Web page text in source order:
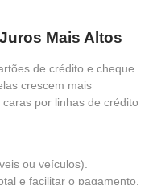
Mais Altos
de crédito e cheque
crescem mais
por linhas de crédito
ou veículos).
e facilitar o pagamento.